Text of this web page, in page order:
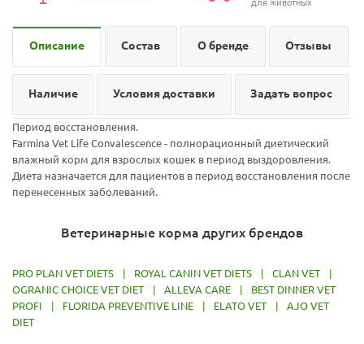
для животных
Описание Состав О бренде Отзывы
Наличие Условия доставки Задать вопрос
Период восстановления.
Farmina Vet Life Convalescence - полнорационный диетический
влажный корм для взрослых кошек в период выздоровления.
Диета назначается для пациентов в период восстановления после
перенесенных заболеваний.
Ветеринарные корма других брендов
PRO PLAN VET DIETS ROYAL CANIN VET DIETS CLAN VET
OGRANIC CHOICE VET DIET
ALLEVA CARE
BEST DINNER VET
PROFI
FLORIDA PREVENTIVE LINE ELATO VET
AJO VET
DIET